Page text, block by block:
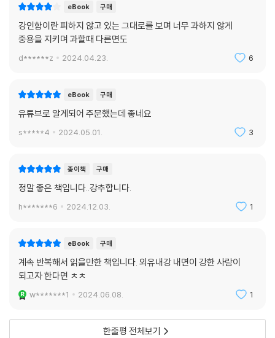
eBook 구매
강인함이란 피하지 않고 있는 그대로를 보며 너무 과하지 않게
중용을 지키며 과할때 다른면도
d******z 2024.04.23. 6
eBook 구매
유튜브로 알게되어 주문했는데 좋네요
s*****4 2024.05.01. 3
종이책 구매
정말 좋은 책입니다..강추합니다.
h*******6 2024.12.03. 1
eBook 구매
계속 반복해서 읽을만한 책입니다. 외유내강 내면이 강한 사람이
되고자 한다면 ㅊㅊ
w*******1 2024.06.08. 1
한줄평 전체보기